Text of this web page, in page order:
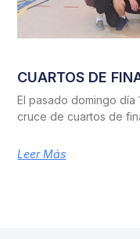
CUARTOS DE
El pasado domingo
cruce de cuartos de
Leer Más